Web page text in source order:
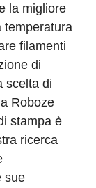
la migliore
temperatura
filamenti
di
scelta di
Roboze
stampa è
ricerca
sue